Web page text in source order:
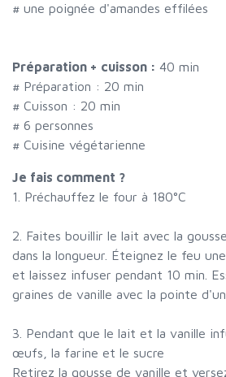
# une poignée d'amandes effilées
Préparation + cuisson : 40 min
# Préparation : 20 min
# Cuisson : 20 min
# 6 personnes
# Cuisine végétarienne
Je fais comment ?
1. Préchauffez le four à 180°C
2. Faites bouillir le lait avec la
dans la longueur. Éteignez le feu
et laissez infuser pendant 10 min.
graines de vanille avec la pointe
3. Pendant que le lait et la vanille
œufs, la farine et le sucre
Retirez la gousse de vanille et